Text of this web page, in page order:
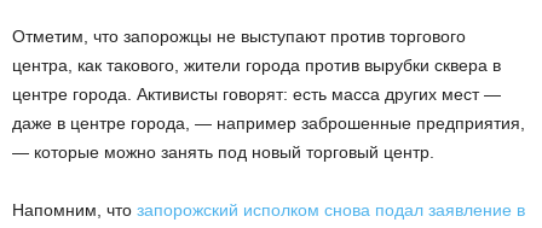
Отметим, что запорожцы не выступают против торгового
центра, как такового, жители города против вырубки сквера в
центре города. Активисты говорят: есть масса других мест —
даже в центре города, — например заброшенные предприятия,
— которые можно занять под новый торговый центр.
Напомним, что запорожский исполком снова подал заявление в